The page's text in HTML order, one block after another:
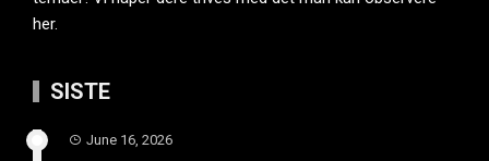
her.
SISTE
June 16, 2026